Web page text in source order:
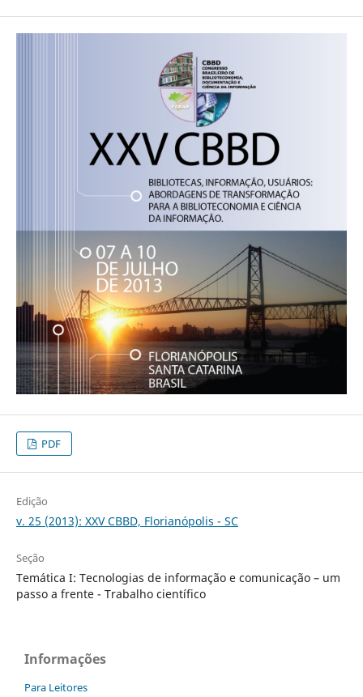
PDF
Edição
v. 25 (2013): XXV CBBD, Florianópolis - SC
Seção
Temática I: Tecnologias de informação e comunicação – um
passo a frente - Trabalho científico
Informações
Para Leitores